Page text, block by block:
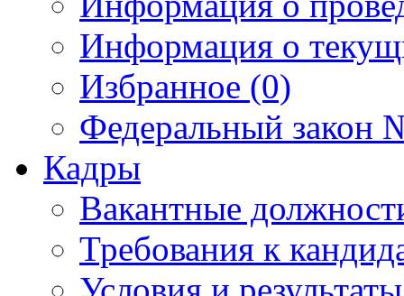
Информация о
Избранное (0)
Федеральный закон
Кадры
Вакантные
Требования к